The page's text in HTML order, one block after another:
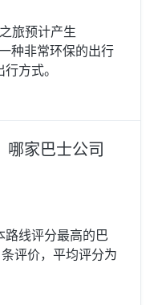
旅预计产生
种非常环保的出行
方式。
哪家巴士公司
路线评分最高的巴
条评价，平均评分为